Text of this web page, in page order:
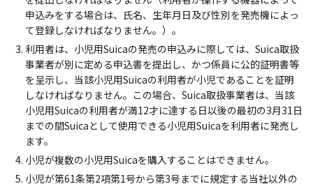
申込みをする場合は、氏名、生年月日及び性別を発売機によっ
て登録しなければなりません。）。
利用者は、小児用Suicaの発売の申込みに際しては、Suica取扱
事業者が別に定める申込書を提出し、かつ係員に公的証明書等
を呈示し、当該小児用Suicaの利用者が小児であることを証明
しなければなりません。この場合、Suica取扱事業者は、当該
小児用Suicaの利用者が満12才に達する日以後の最初の3月31日
までの間Suicaとして使用できる小児用Suicaを利用者に発売し
ます。
小児が複数の小児用Suicaを購入することはできません。
小児が第61条第2項第1号から第3号までに規定する当社以外の